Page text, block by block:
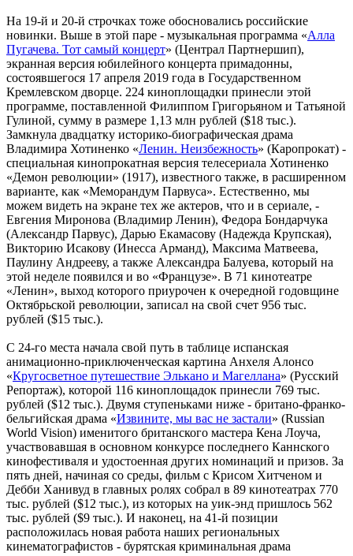
На 19-й и 20-й строчках тоже обосновались российские
новинки. Выше в этой паре - музыкальная программа «Алла
Пугачева. Тот самый концерт» (Централ Партнершип),
экранная версия юбилейного концерта примадонны,
состоявшегося 17 апреля 2019 года в Государственном
Кремлевском дворце. 224 киноплощадки принесли этой
программе, поставленной Филиппом Григорьяном и Татьяной
Гулиной, сумму в размере 1,13 млн рублей ($18 тыс.).
Замкнула двадцатку историко-биографическая драма
Владимира Хотиненко «Ленин. Неизбежность» (Каропрокат) -
специальная кинопрокатная версия телесериала Хотиненко
«Демон революции» (1917), известного также, в расширенном
варианте, как «Меморандум Парвуса». Естественно, мы
можем видеть на экране тех же актеров, что и в сериале, -
Евгения Миронова (Владимир Ленин), Федора Бондарчука
(Александр Парвус), Дарью Екамасову (Надежда Крупская),
Викторию Исакову (Инесса Арманд), Максима Матвеева,
Паулину Андрееву, а также Александра Балуева, который на
этой неделе появился и во «Французе». В 71 кинотеатре
«Ленин», выход которого приурочен к очередной годовщине
Октябрьской революции, записал на свой счет 956 тыс.
рублей ($15 тыс.).
С 24-го места начала свой путь в таблице испанская
анимационно-приключенческая картина Анхеля Алонсо
«Кругосветное путешествие Элькано и Магеллана» (Русский
Репортаж), которой 116 киноплощадок принесли 769 тыс.
рублей ($12 тыс.). Двумя ступеньками ниже - британо-франко-
бельгийская драма «Извините, мы вас не застали» (Russian
World Vision) именитого британского мастера Кена Лоуча,
участвовавшая в основном конкурсе последнего Каннского
кинофестиваля и удостоенная других номинаций и призов. За
пять дней, начиная со среды, фильм с Крисом Хитченом и
Дебби Ханивуд в главных ролях собрал в 89 кинотеатрах 770
тыс. рублей ($12 тыс.), из которых на уик-энд пришлось 562
тыс. рублей ($9 тыс.). И наконец, на 41-й позиции
расположилась новая работа наших региональных
кинематографистов - бурятская криминальная драма